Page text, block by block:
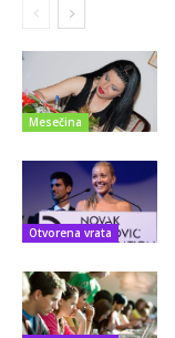
Mesečina
Otvorena vrata